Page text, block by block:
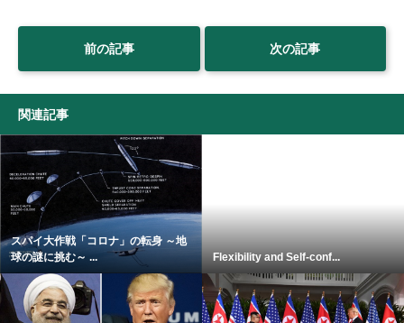
前の記事 次の記事
関連記事
スパイ大作戦「コロナ」の転身 ～地
球の謎に挑む～ ...
Flexibility and Self-conf...